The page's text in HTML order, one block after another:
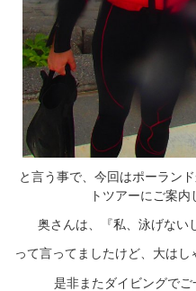
と言う事で、今回はポーラン
トツアーにご案
奥さんは、『私、泳げない
って言ってましたけど、大は
是非またダイビングで